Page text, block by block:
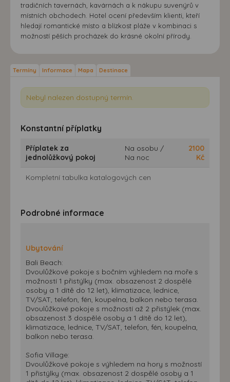
tradičních tavernách, kavárnách a k nákupu suvenýrů v
místních obchodech. Hotel ocení především klienti, kteří
hledají romantické místo a blízkost pláže v kombinaci s
možností pěších procházek do krásné okolní přírody.
Termíny Informace Mapa Destinace
Nebyl nalezen dostupný termín.
Konstantní příplatky
Příplatek za
jednolůžkový pokoj
Na osobu /
Na noc
2100
Kč
Kompletní tabulka katalogových cen
Podrobné informace
Ubytování
Bali Beach:
Dvoulůžkové pokoje s bočním výhledem na moře s
možností 1 přistýlky (max. obsazenost 2 dospělé
osoby a 1 dítě do 12 let), klimatizace, lednice,
TV/SAT, telefon, fén, koupelna, balkon nebo terasa.
Dvoulůžkové pokoje s možností až 2 přistýlek (max.
obsazenost 3 dospělé osoby a 1 dítě do 12 let),
klimatizace, lednice, TV/SAT, telefon, fén, koupelna,
balkon nebo terasa.
Sofia Village:
Dvoulůžkové pokoje s výhledem na hory s možností
1 přistýlky (max. obsazenost 2 dospělé osoby a 1